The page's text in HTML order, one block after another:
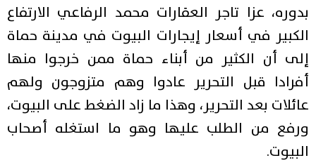
بدوره، عزا تاجر العقارات محمد الرفاعي الارتفاع
الكبير في أسعار إيجارات البيوت في مدينة حماة
إلى أن الكثير من أبناء حماة ممن خرجوا منها
أفرادا قبل التحرير عادوا وهم متزوجون ولهم
عائلات بعد التحرير، وهذا ما زاد الضغط على البيوت،
ورفع من الطلب عليها وهو ما استغله أصحاب
البيوت.